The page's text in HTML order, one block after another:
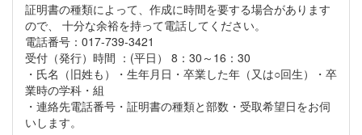
証明書の種類によって、作成に時間を要する場合があります
ので、 十分な余裕を持って電話してください。
電話番号：017-739-3421
受付（発行）時間 ：(平日） 8：30～16：30
・氏名（旧姓も）・生年月日・卒業した年（又は○回生）・卒
業時の学科・組
・連絡先電話番号・証明書の種類と部数・受取希望日をお伺
いします。